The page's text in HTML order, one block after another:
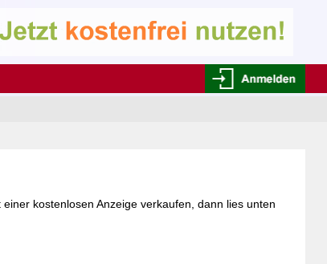
kostenlosen Anzeige verkaufen, dann lies unten